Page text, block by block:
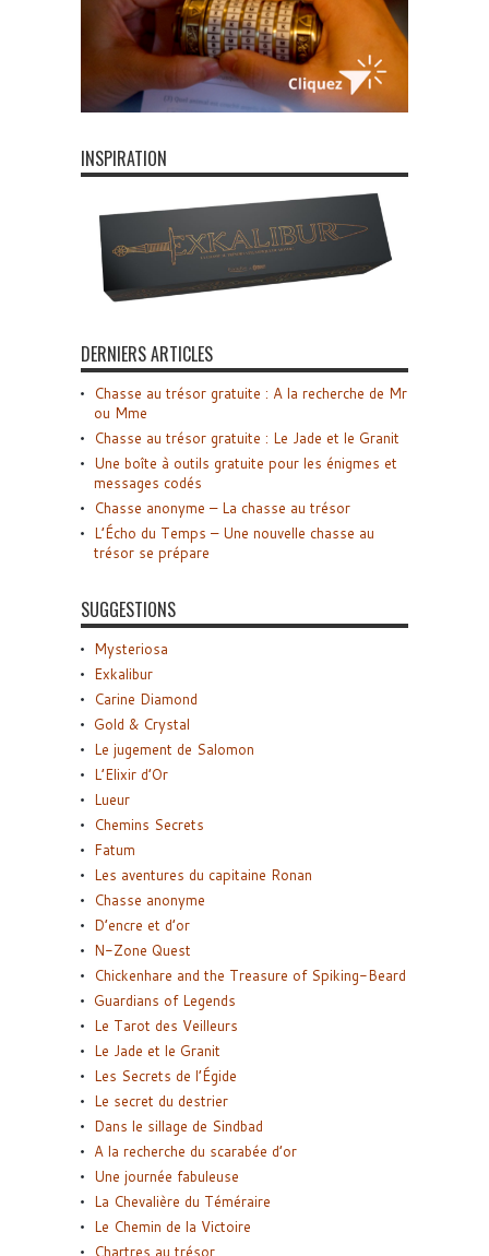
INSPIRATION
DERNIERS ARTICLES
Chasse au trésor gratuite : A la recherche de Mr
ou Mme
Chasse au trésor gratuite : Le Jade et le Granit
Une boîte à outils gratuite pour les énigmes et
messages codés
Chasse anonyme – La chasse au trésor
L’Écho du Temps – Une nouvelle chasse au
trésor se prépare
SUGGESTIONS
Mysteriosa
Exkalibur
Carine Diamond
Gold & Crystal
Le jugement de Salomon
L’Elixir d’Or
Lueur
Chemins Secrets
Fatum
Les aventures du capitaine Ronan
Chasse anonyme
D’encre et d’or
N-Zone Quest
Chickenhare and the Treasure of Spiking-Beard
Guardians of Legends
Le Tarot des Veilleurs
Le Jade et le Granit
Les Secrets de l’Égide
Le secret du destrier
Dans le sillage de Sindbad
A la recherche du scarabée d’or
Une journée fabuleuse
La Chevalière du Téméraire
Le Chemin de la Victoire
Chartres au trésor